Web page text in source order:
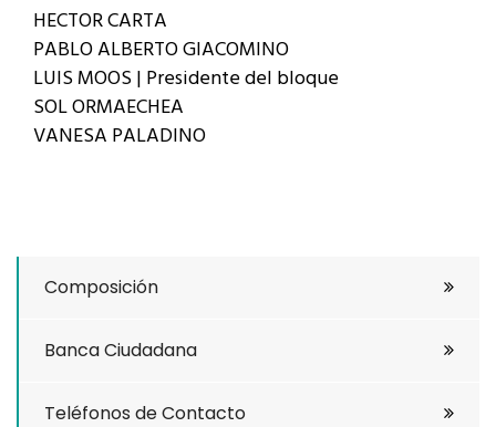
HECTOR CARTA
PABLO ALBERTO GIACOMINO
LUIS MOOS | Presidente del bloque
SOL ORMAECHEA
VANESA PALADINO
Composición
Banca Ciudadana
Teléfonos de Contacto